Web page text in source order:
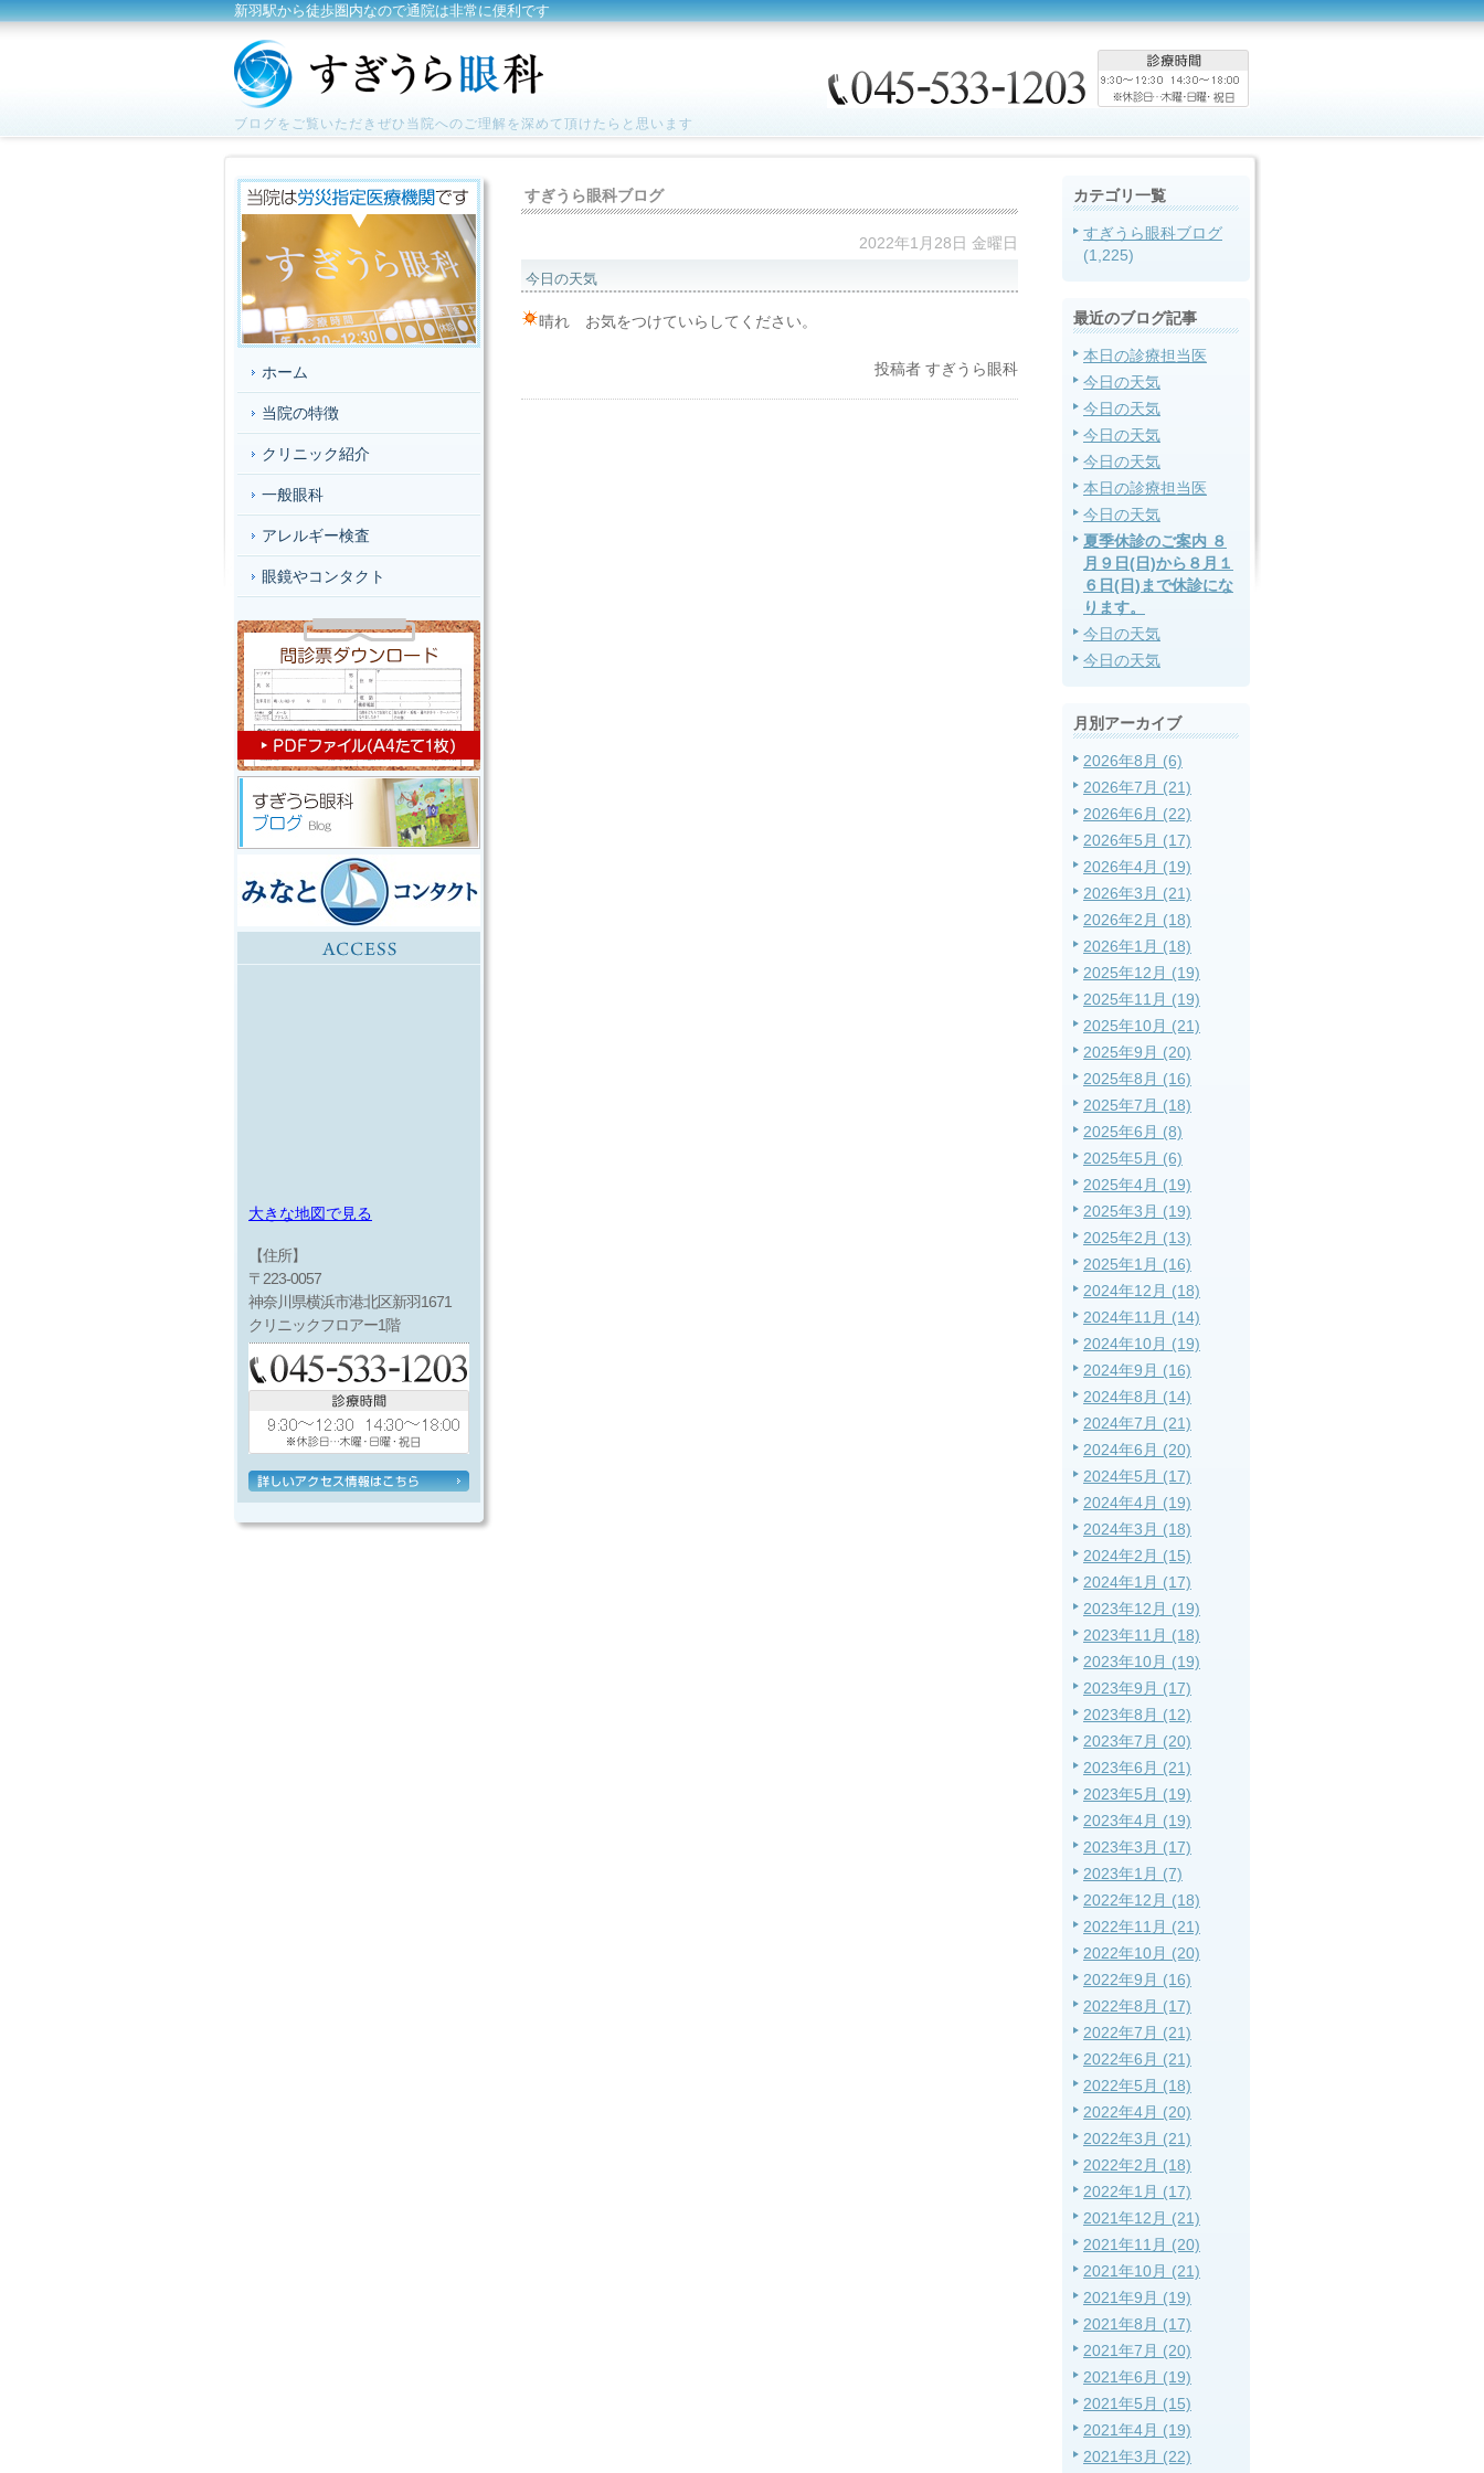
新羽駅から徒歩圏内なので通院は非常に便利です
ブログをご覧いただきぜひ当院へのご理解を深めて頂けたらと思います
すぎうら眼科ブログ
2022年1月28日 金曜日
今日の天気
晴れ お気をつけていらしてください。
投稿者 すぎうら眼科
カテゴリ一覧
すぎうら眼科ブログ
(1,225)
最近のブログ記事
本日の診療担当医
今日の天気
今日の天気
今日の天気
今日の天気
本日の診療担当医
今日の天気
夏季休診のご案内 ８
月９日(日)から８月１
６日(日)まで休診にな
ります。
今日の天気
今日の天気
月別アーカイブ
2026年8月 (6)
2026年7月 (21)
2026年6月 (22)
2026年5月 (17)
2026年4月 (19)
2026年3月 (21)
2026年2月 (18)
2026年1月 (18)
2025年12月 (19)
2025年11月 (19)
2025年10月 (21)
2025年9月 (20)
2025年8月 (16)
2025年7月 (18)
2025年6月 (8)
2025年5月 (6)
2025年4月 (19)
2025年3月 (19)
2025年2月 (13)
2025年1月 (16)
2024年12月 (18)
2024年11月 (14)
2024年10月 (19)
2024年9月 (16)
2024年8月 (14)
2024年7月 (21)
2024年6月 (20)
2024年5月 (17)
2024年4月 (19)
2024年3月 (18)
2024年2月 (15)
2024年1月 (17)
2023年12月 (19)
2023年11月 (18)
2023年10月 (19)
2023年9月 (17)
2023年8月 (12)
2023年7月 (20)
2023年6月 (21)
2023年5月 (19)
2023年4月 (19)
2023年3月 (17)
2023年1月 (7)
2022年12月 (18)
2022年11月 (21)
2022年10月 (20)
2022年9月 (16)
2022年8月 (17)
2022年7月 (21)
2022年6月 (21)
2022年5月 (18)
2022年4月 (20)
2022年3月 (21)
2022年2月 (18)
2022年1月 (17)
2021年12月 (21)
2021年11月 (20)
2021年10月 (21)
2021年9月 (19)
2021年8月 (17)
2021年7月 (20)
2021年6月 (19)
2021年5月 (15)
2021年4月 (19)
2021年3月 (22)
ホーム
当院の特徴
クリニック紹介
一般眼科
アレルギー検査
眼鏡やコンタクト
大きな地図で見る
【住所】
〒223-0057
神奈川県横浜市港北区新羽1671
クリニックフロアー1階